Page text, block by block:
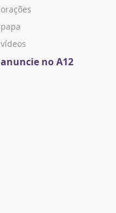
orações
papa
vídeos
anuncie no A12